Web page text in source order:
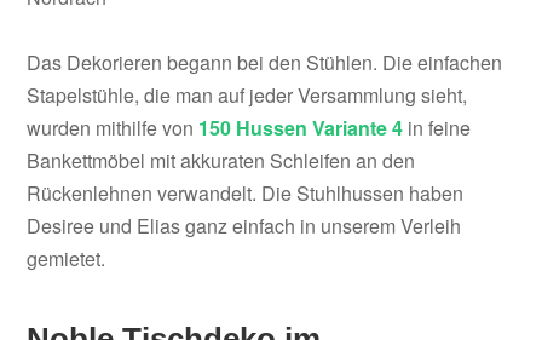
Das Dekorieren begann bei den Stühlen. Die einfachen
Stapelstühle, die man auf jeder Versammlung sieht,
wurden mithilfe von 150 Hussen Variante 4 in feine
Bankettmöbel mit akkuraten Schleifen an den
Rückenlehnen verwandelt. Die Stuhlhussen haben
Desiree und Elias ganz einfach in unserem Verleih
gemietet.